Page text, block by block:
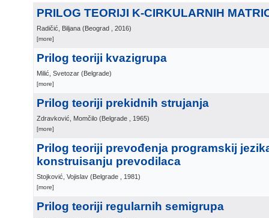
PRILOG TEORIJI K-CIRKULARNIH
Radičić, Biljana (Beograd , 2016)
[more]
Prilog teoriji kvazigrupa
Milić, Svetozar (Belgrade)
[more]
Prilog teoriji prekidnih strujanja
Zdravković, Momčilo (Belgrade , 1965)
[more]
Prilog teoriji prevođenja programskij
konstruisanju prevodilaca
Stojković, Vojislav (Belgrade , 1981)
[more]
Prilog teoriji regularnih semigrupa